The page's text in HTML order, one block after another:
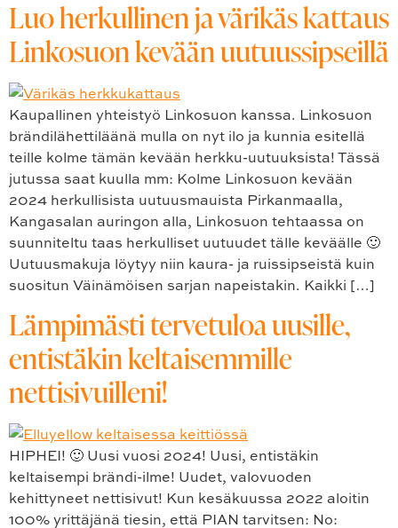
Luo herkullinen ja värikäs kattaus
Linkosuon kevään uutuussipseillä
Kaupallinen yhteistyö Linkosuon kanssa. Linkosuon
brändilähettiläänä mulla on nyt ilo ja kunnia esitellä
teille kolme tämän kevään herkku-uutuuksista! Tässä
jutussa saat kuulla mm: Kolme Linkosuon kevään
2024 herkullisista uutuusmauista Pirkanmaalla,
Kangasalan auringon alla, Linkosuon tehtaassa on
suunniteltu taas herkulliset uutuudet tälle keväälle 🙂
Uutuusmakuja löytyy niin kaura- ja ruissipseistä kuin
suositun Väinämöisen sarjan napeistakin. Kaikki […]
Lämpimästi tervetuloa uusille,
entistäkin keltaisemmille
nettisivuilleni!
HIPHEI! 🙂 Uusi vuosi 2024! Uusi, entistäkin
keltaisempi brändi-ilme! Uudet, valovuoden
kehittyneet nettisivut! Kun kesäkuussa 2022 aloitin
100% yrittäjänä tiesin, että PIAN tarvitsen: No: